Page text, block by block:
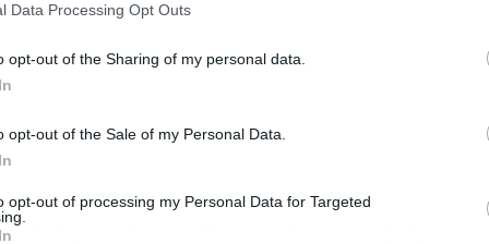
Data Processing Opt Outs
opt-out of the Sharing of my personal data.
opt-out of the Sale of my Personal Data.
opt-out of processing my Personal Data for Targeted
Álvaro Cuesta planteara la posibilidad de
también su dimisión para empujar a